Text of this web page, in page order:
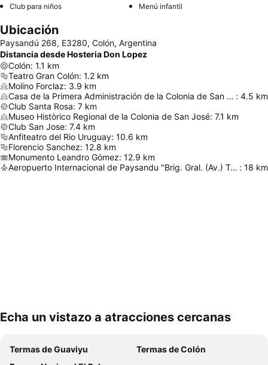
Club para niños Menú infantil
Ubicación
Paysandú 268, E3280, Colón, Argentina
Distancia desde Hosteria Don Lopez
Colón: 1.1 km
Teatro Gran Colón: 1.2 km
Molino Forclaz: 3.9 km
Casa de la Primera Administración de la Colonia de San José : 4.5 km
Club Santa Rosa: 7 km
Museo Històrico Regional de la Colonia de San José: 7.1 km
Club San Jose: 7.4 km
Anfiteatro del Rio Uruguay: 10.6 km
Florencio Sanchez: 12.8 km
Monumento Leandro Gómez: 12.9 km
Aeropuerto Internacional de Paysandu "Brig. Gral. (Av.) Tydeo Larre Borges" : 18 km
Echa un vistazo a atracciones cercanas
Termas de Guaviyu
Termas de Colón